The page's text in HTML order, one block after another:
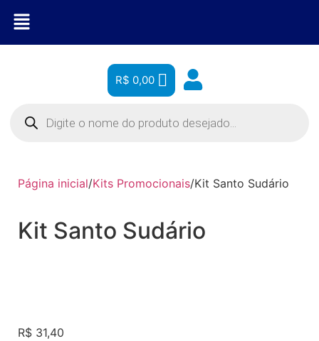
R$ 0,00
Página inicial/Kits Promocionais/Kit Santo Sudário
Kit Santo Sudário
R$ 31,40